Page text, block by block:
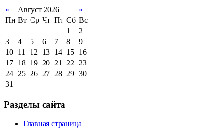
« Август 2026
»
Пн Вт Ср Чт Пт Сб Вс
1
2
3
4 5 6 7 8
9
10
11 12 13 14 15
16
17
18 19 20 21 22 23
24 25 26 27 28 29 30
31
Разделы сайта
Главная страница